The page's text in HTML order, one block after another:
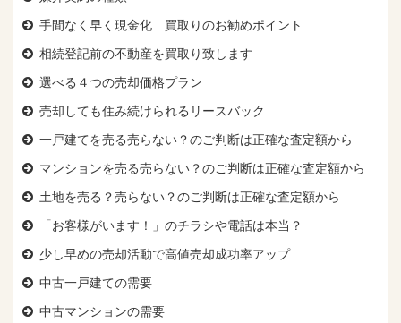
手間なく早く現金化 買取りのお勧めポイント
相続登記前の不動産を買取り致します
選べる４つの売却価格プラン
売却しても住み続けられるリースバック
一戸建てを売る売らない？のご判断は正確な査定額から
マンションを売る売らない？のご判断は正確な査定額から
土地を売る？売らない？のご判断は正確な査定額から
「お客様がいます！」のチラシや電話は本当？
少し早めの売却活動で高値売却成功率アップ
中古一戸建ての需要
中古マンションの需要